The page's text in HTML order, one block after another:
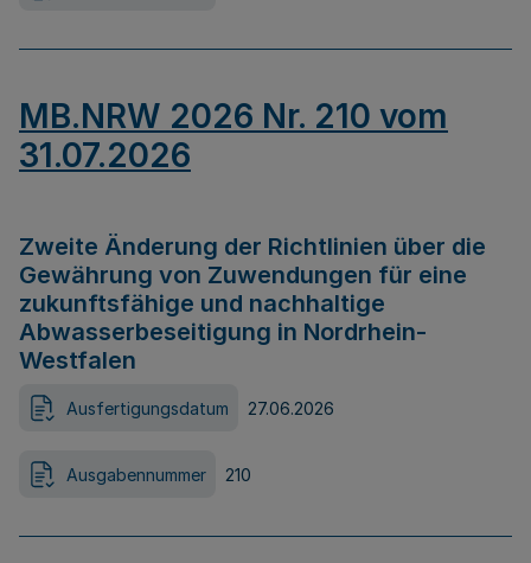
MB.NRW 2026 Nr. 210 vom
31.07.2026
Zweite Änderung der Richtlinien über die
Gewährung von Zuwendungen für eine
zukunftsfähige und nachhaltige
Abwasserbeseitigung in Nordrhein-
Westfalen
Ausfertigungsdatum 27.06.2026
Ausgabennummer 210